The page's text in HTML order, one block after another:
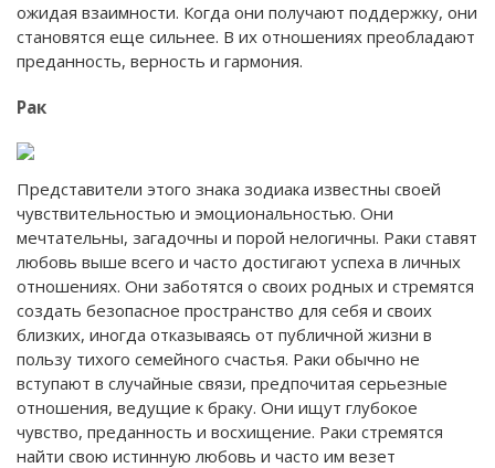
ожидая взаимности. Когда они получают поддержку, они
становятся еще сильнее. В их отношениях преобладают
преданность, верность и гармония.
Рак
Представители этого знака зодиака известны своей
чувствительностью и эмоциональностью. Они
мечтательны, загадочны и порой нелогичны. Раки ставят
любовь выше всего и часто достигают успеха в личных
отношениях. Они заботятся о своих родных и стремятся
создать безопасное пространство для себя и своих
близких, иногда отказываясь от публичной жизни в
пользу тихого семейного счастья. Раки обычно не
вступают в случайные связи, предпочитая серьезные
отношения, ведущие к браку. Они ищут глубокое
чувство, преданность и восхищение. Раки стремятся
найти свою истинную любовь и часто им везет